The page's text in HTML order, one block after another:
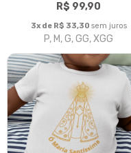
Camiseta Unissex T-Shirt
Classic - Nossa Senhora
Aparecida
R$ 89,90
3x de R$ 29,97sem juros
P, M, G, GG, XGG